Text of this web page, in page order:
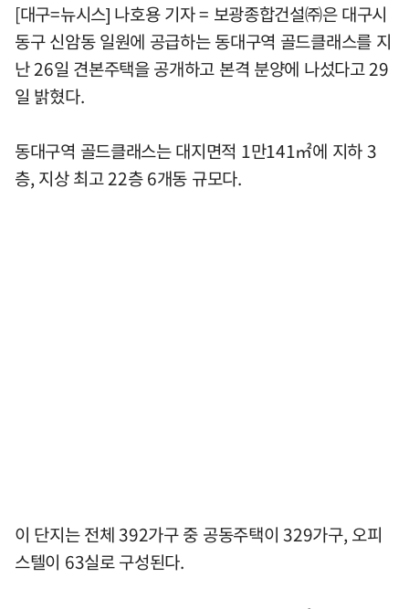
[대구=뉴시스] 나호용 기자 = 보광종합건설㈜은 대구시
동구 신암동 일원에 공급하는 동대구역 골드클래스를 지
난 26일 견본주택을 공개하고 본격 분양에 나섰다고 29
일 밝혔다.
동대구역 골드클래스는 대지면적 1만141㎡에 지하 3
층, 지상 최고 22층 6개동 규모다.
이 단지는 전체 392가구 중 공동주택이 329가구, 오피
스텔이 63실로 구성된다.